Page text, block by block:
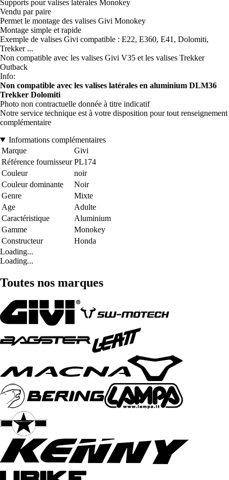
Supports pour valises latérales Monokey
Vendu par paire
Permet le montage des valises Givi Monokey
Montage simple et rapide
Exemple de valises Givi compatible : E22, E360, E41, Dolomiti,
Trekker ...
Non compatible avec les valises Givi V35 et les valises Trekker
Outback
Info:
Non compatible avec les valises latérales en aluminium DLM36
Trekker Dolomiti
Photo non contractuelle donnée à titre indicatif
Notre service technique est à votre disposition pour tout renseignement
complémentaire
Informations complémentaires
Marque
Givi
Référence fournisseur PL174
Couleur
noir
Couleur dominante
Noir
Genre
Mixte
Age
Adulte
Caractéristique
Aluminium
Gamme
Monokey
Constructeur
Honda
Loading...
Loading...
Toutes nos marques